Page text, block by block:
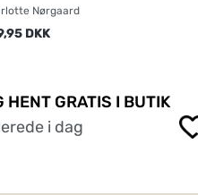
Nørgaard
DKK
HENT GRATIS I BUTIK
i dag